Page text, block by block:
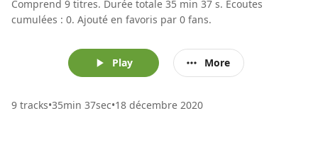
Comprend 9 titres. Durée totale 35 min 37 s. Écoutes
cumulées : 0. Ajouté en favoris par 0 fans.
Play More
9 tracks•35min 37sec•18 décembre 2020